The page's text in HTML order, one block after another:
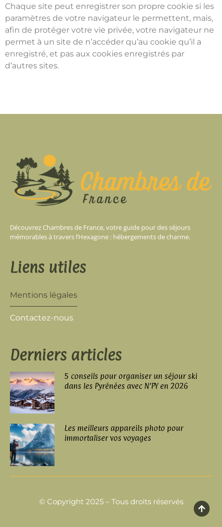
Chaque site peut enregistrer son propre cookie si les
paramètres de votre navigateur le permettent, mais,
afin de protéger votre vie privée, votre navigateur ne
permet à un site de n’accéder qu’au cookie qu’il a
enregistré, et pas aux cookies enregistrés par
d’autres sites.
Découvrez Chambres de France, votre guide pour des séjours
mémorables à travers l’Hexagone : hébergements de charme.
Liens utiles
Mentions légales
Contactez-nous
Derniers articles
5 conseils pour organiser un séjour ski
dans les Pyrénées avec N’PY en 2026
Les meilleurs appareils photo pour
immortaliser vos voyages
© Copyright 2025 – Tous droits réservés